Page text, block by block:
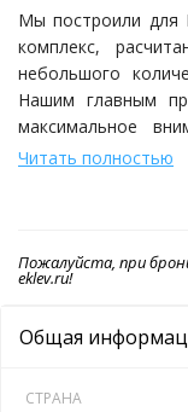
Мы построили для
комплекс,
небольшого
Нашим главным
максимальное
Завтрак, обед и
для Вас.
дичью местах, в
планеты. Это
Читать полностью
Пожалуйста, при
eklev.ru!
Общая
СТРАНА